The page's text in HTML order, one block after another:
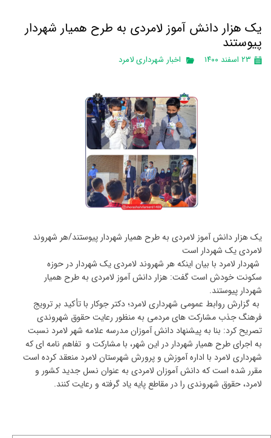
یک هزار دانش آموز لامردی به طرح همیار شهردار
پیوستند
۲۳ اسفند ۱۴۰۰ اخبار شهرداری لامرد
یک هزار دانش آموز لامردی به طرح همیار شهردار پیوستند/هر شهروند
لامردی یک شهردار است
شهردار لامرد با بیان اینکه هر شهروند لامردی یک شهردار در حوزه
سکونت خودش است گفت: هزار دانش آموز لامردی به طرح همیار
شهردار پیوستند.
به گزارش روابط عمومی شهرداری لامرد؛ دکتر جوکار با تأکید بر ترویج
فرهنگ جذب مشارکت های مردمی به منظور رعایت حقوق شهروندی
تصریح کرد: بنا به پیشنهاد دانش آموزان مدرسه علامه شهر لامرد نسبت
به اجرای طرح همیار شهردار در این شهر، با مشارکت و تفاهم نامه ای که
شهرداری لامرد با اداره آموزش و پرورش شهرستان لامرد منعقد کرده است
مقرر شده است که دانش آموزان لامردی به عنوان نسل جدید کشور و
لامرد، حقوق شهروندی را در مقاطع پایه یاد گرفته و رعایت کنند.